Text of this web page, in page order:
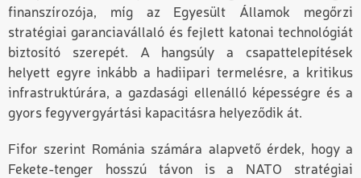
finanszírozója, míg az Egyesült Államok megőrzi
stratégiai garanciavállaló és fejlett katonai technológiát
biztosító szerepét. A hangsúly a csapattelepítések
helyett egyre inkább a hadiipari termelésre, a kritikus
infrastruktúrára, a gazdasági ellenálló képességre és a
gyors fegyvergyártási kapacitásra helyeződik át.
Fifor szerint Románia számára alapvető érdek, hogy a
Fekete-tenger hosszú távon is a NATO stratégiai